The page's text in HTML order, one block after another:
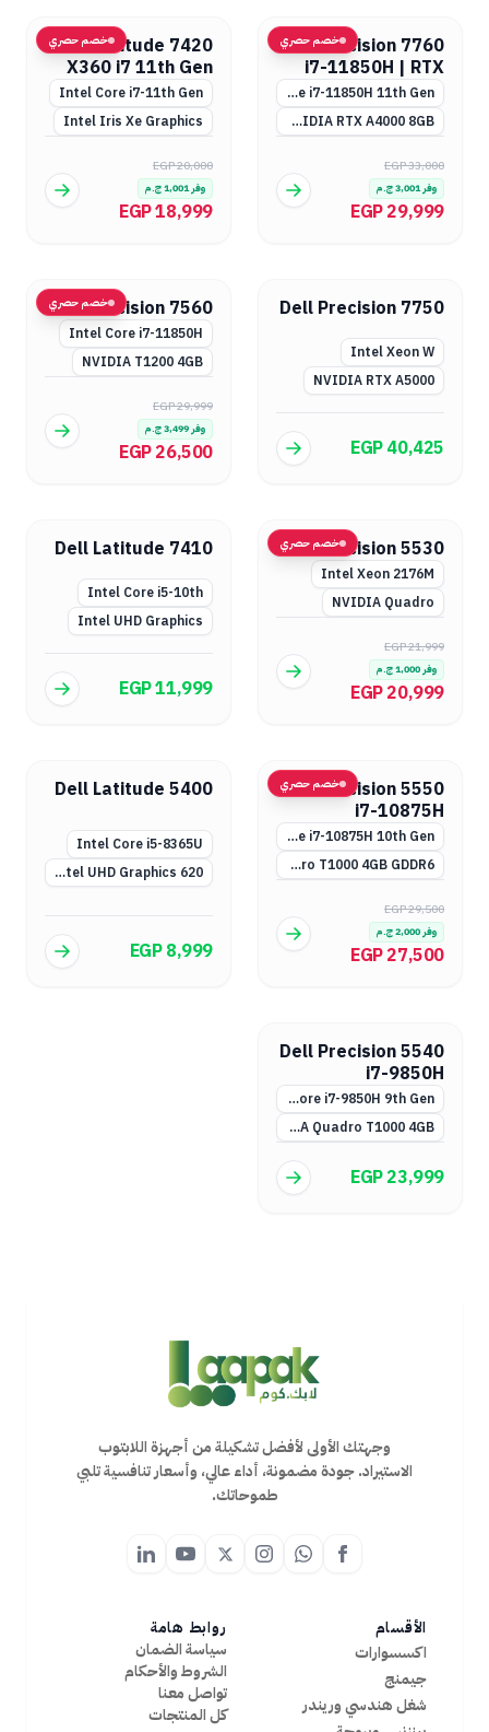
خصم حصري
Dell Precision 7760
i7-11850H | RTX
A4000 & A3000
Intel Core i7-11850H 11th Gen
NVIDIA RTX A4000 8GB أو RTX A3000 (اختياري)
EGP 33,000
وفر3,001ج.م
EGP 29,999
خصم حصري
Dell Latitude 7420
X360 i7 11th Gen
Intel Core i7-11th Gen
Intel Iris Xe Graphics
EGP 20,000
وفر1,001ج.م
EGP 18,999
Dell Precision 7750
Intel Xeon W
NVIDIA RTX A5000
EGP 40,425
خصم حصري
Dell Precision 7560
Intel Core i7-11850H
NVIDIA T1200 4GB
EGP 29,999
وفر3,499ج.م
EGP 26,500
خصم حصري
Dell Precision 5530
Intel Xeon 2176M
NVIDIA Quadro
EGP 21,999
وفر1,000ج.م
EGP 20,999
Dell Latitude 7410
Intel Core i5-10th
Intel UHD Graphics
EGP 11,999
خصم حصري
Dell Precision 5550
i7-10875H
Intel Core i7-10875H 10th Gen
NVIDIA Quadro T1000 4GB GDDR6
EGP 29,500
وفر2,000ج.م
EGP 27,500
Dell Latitude 5400
Intel Core i5-8365U
Intel UHD Graphics 620
EGP 8,999
Dell Precision 5540
i7-9850H
Intel Core i7-9850H 9th Gen
NVIDIA Quadro T1000 4GB
EGP 23,999
وجهتك الأولى لأفضل تشكيلة من أجهزة اللابتوب
الاستيراد. جودة مضمونة، أداء عالي، وأسعار تنافسية تلبي
طموحاتك.
الأقسام
اكسسوارات
جيمنج
شغل هندسي وريندر
روابط هامة
سياسة الضمان
الشروط والأحكام
تواصل معنا
كل المنتجات